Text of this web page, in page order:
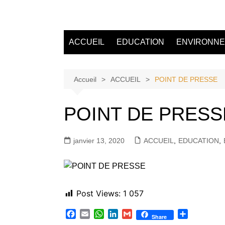
ACCUEIL EDUCATION
Accueil ACCUEIL POINT DE PRESSE
POINT DE
janvier 13, 2020 ACCUEIL EDUCATION
Post Views: 1 057
W
G
Share